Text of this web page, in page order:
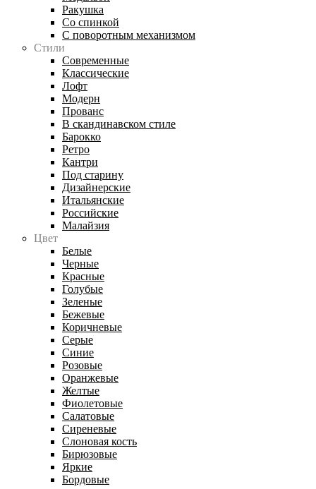
Ракушка
Со спинкой
С поворотным механизмом
Стили
Современные
Классические
Лофт
Модерн
Прованс
В скандинавском стиле
Барокко
Ретро
Кантри
Под старину
Дизайнерские
Итальянские
Российские
Малайзия
Цвет
Белые
Черные
Красные
Голубые
Зеленые
Бежевые
Коричневые
Серые
Синие
Розовые
Оранжевые
Желтые
Фиолетовые
Салатовые
Сиреневые
Слоновая кость
Бирюзовые
Яркие
Бордовые